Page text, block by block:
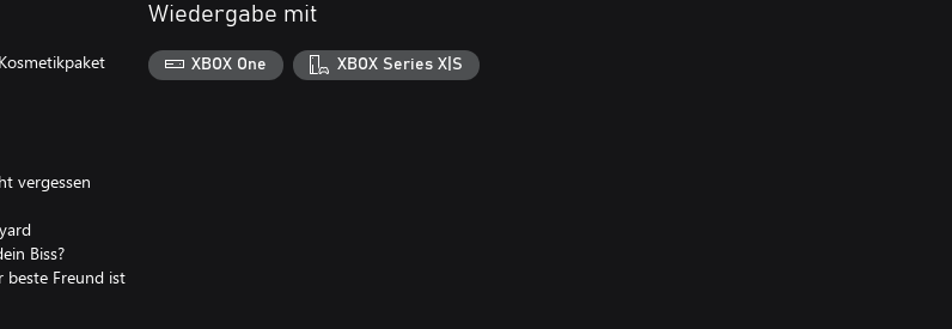
vergessen
Biss?
beste Freund ist
Wiedergabe mit
XBOX One XBOX Series X|S